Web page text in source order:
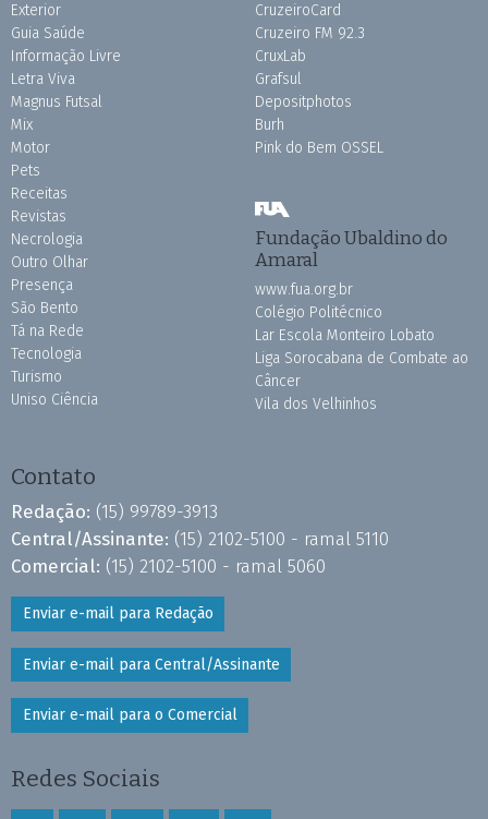
Exterior
Guia Saúde
Informação Livre
Letra Viva
Magnus Futsal
Mix
Motor
Pets
Receitas
Revistas
Necrologia
Outro Olhar
Presença
São Bento
Tá na Rede
Tecnologia
Turismo
Uniso Ciência
CruzeiroCard
Cruzeiro FM 92.3
CruxLab
Grafsul
Depositphotos
Burh
Pink do Bem OSSEL
Fundação Ubaldino do
Amaral
www.fua.org.br
Colégio Politécnico
Lar Escola Monteiro Lobato
Liga Sorocabana de Combate ao
Câncer
Vila dos Velhinhos
Contato
Redação: (15) 99789-3913
Central/Assinante: (15) 2102-5100 - ramal 5110
Comercial: (15) 2102-5100 - ramal 5060
Enviar e-mail para Redação
Enviar e-mail para Central/Assinante
Enviar e-mail para o Comercial
Redes Sociais